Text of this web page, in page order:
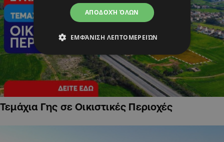
Τεμάχια Γης σε Οικιστικές Περιοχές
ΑΠΟΔΟΧΉ ΌΛΩΝ
ΕΜΦΆΝΙΣΗ ΛΕΠΤΟΜΕΡΕΙΏΝ